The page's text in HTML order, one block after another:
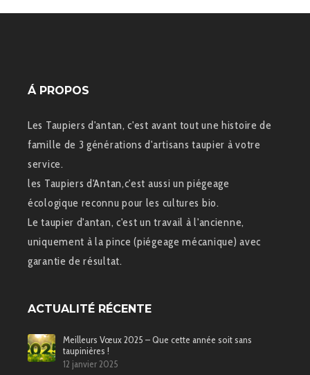
Á PROPOS
Les Taupiers d'antan, c'est avant tout une histoire de
famille de 3 générations d'artisans taupier à votre
service.
les Taupiers d'Antan,c'est aussi un piégeage
écologique reconnu pour les cultures bio.
Le taupier d'antan, c'est un travail à l'ancienne,
uniquement à la pince (piégeage mécanique) avec
garantie de résultat.
ACTUALITÉ RÉCENTE
Meilleurs Vœux 2025 – Que cette année soit sans
taupinières !
12 janvier 2025